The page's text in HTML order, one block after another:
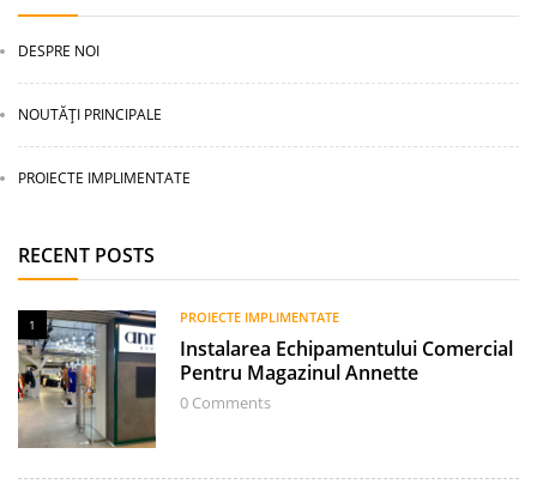
DESPRE NOI
NOUTĂȚI PRINCIPALE
PROIECTE IMPLIMENTATE
RECENT POSTS
1 PROIECTE IMPLIMENTATE
Instalarea Echipamentului Comercial
Pentru Magazinul Annette
0 Comments